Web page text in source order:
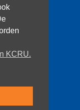
KCRU.